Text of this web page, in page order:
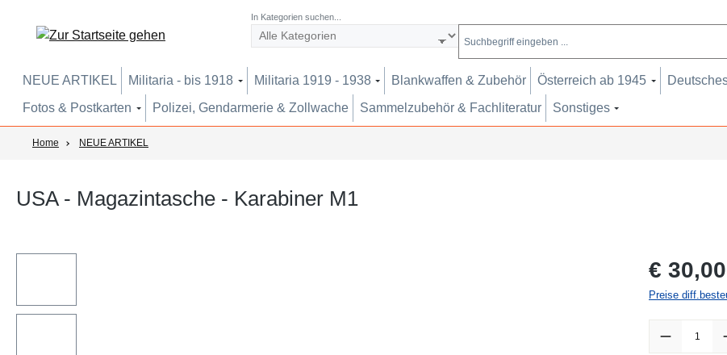
In Kategorien suchen...
NEUE ARTIKEL Militaria - bis 1918 Militaria 1919 - 1938 Blankwaffen & Zubehör Österreich ab 1945
Fotos & Postkarten
Polizei, Gendarmerie & Zollwache Sammelzubehör & Fachliteratur Sonstiges
Home NEUE ARTIKEL
USA - Magazintasche - Karabiner M1
Regulärer
€ 30,00
Preise
Produkt